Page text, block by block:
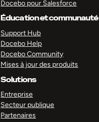
Docebo pour Salesforce
Éducation et communauté
Support Hub
Docebo Help
Docebo Community
Mises à jour des produits
Solutions
Entreprise
Secteur publique
Partenaires